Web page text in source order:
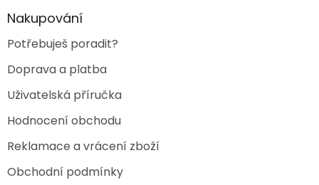
Nakupování
Potřebuješ poradit?
Doprava a platba
Uživatelská příručka
Hodnocení obchodu
Reklamace a vrácení zboží
Obchodní podmínky